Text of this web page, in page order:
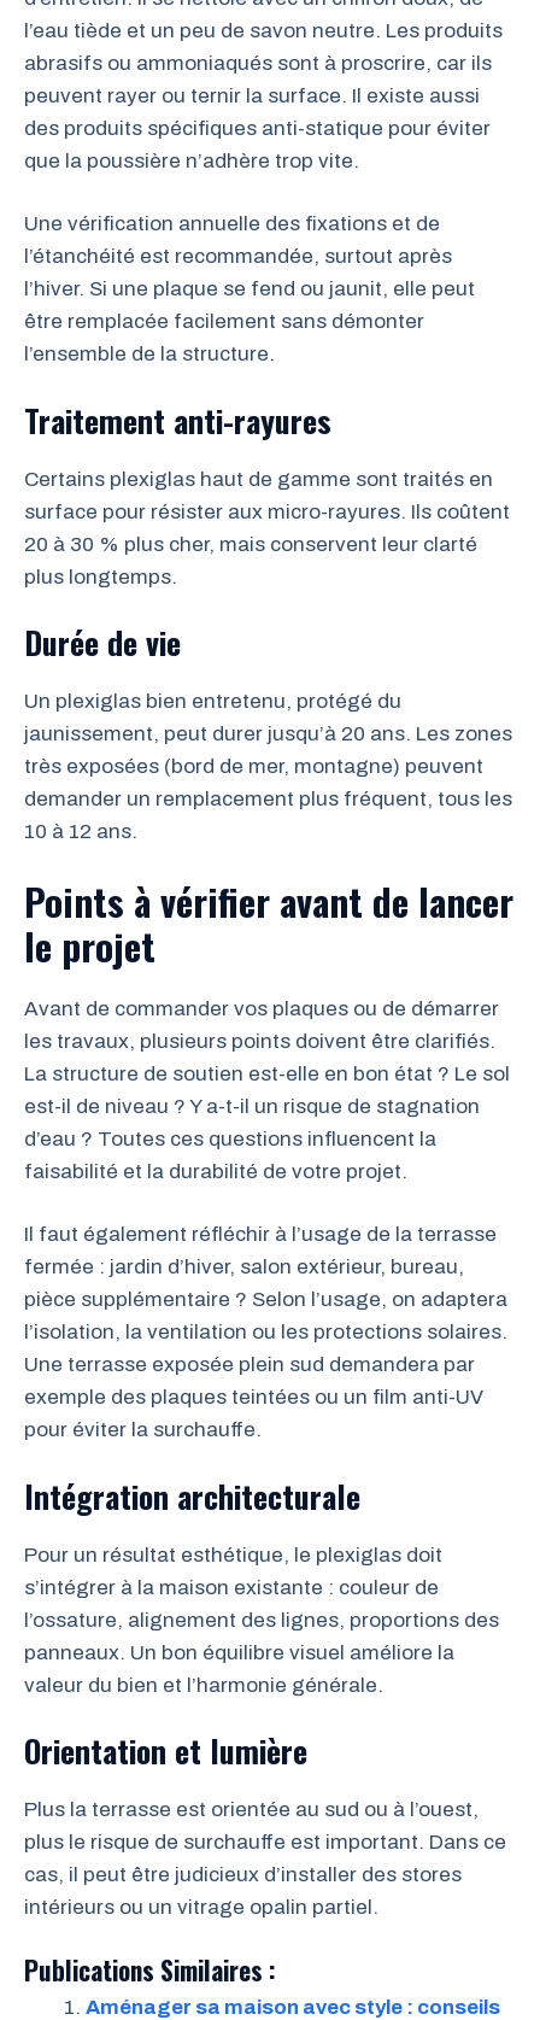
l’eau tiède et un peu de savon neutre. Les produits
abrasifs ou ammoniaqués sont à proscrire, car ils
peuvent rayer ou ternir la surface. Il existe aussi
des produits spécifiques anti-statique pour éviter
que la poussière n’adhère trop vite.
Une vérification annuelle des fixations et de
l’étanchéité est recommandée, surtout après
l’hiver. Si une plaque se fend ou jaunit, elle peut
être remplacée facilement sans démonter
l’ensemble de la structure.
Traitement anti-rayures
Certains plexiglas haut de gamme sont traités en
surface pour résister aux micro-rayures. Ils coûtent
20 à 30 % plus cher, mais conservent leur clarté
plus longtemps.
Durée de vie
Un plexiglas bien entretenu, protégé du
jaunissement, peut durer jusqu’à 20 ans. Les zones
très exposées (bord de mer, montagne) peuvent
demander un remplacement plus fréquent, tous les
10 à 12 ans.
Points à vérifier avant de lancer
le projet
Avant de commander vos plaques ou de démarrer
les travaux, plusieurs points doivent être clarifiés.
La structure de soutien est-elle en bon état ? Le sol
est-il de niveau ? Y a-t-il un risque de stagnation
d’eau ? Toutes ces questions influencent la
faisabilité et la durabilité de votre projet.
Il faut également réfléchir à l’usage de la terrasse
fermée : jardin d’hiver, salon extérieur, bureau,
pièce supplémentaire ? Selon l’usage, on adaptera
l’isolation, la ventilation ou les protections solaires.
Une terrasse exposée plein sud demandera par
exemple des plaques teintées ou un film anti-UV
pour éviter la surchauffe.
Intégration architecturale
Pour un résultat esthétique, le plexiglas doit
s’intégrer à la maison existante : couleur de
l’ossature, alignement des lignes, proportions des
panneaux. Un bon équilibre visuel améliore la
valeur du bien et l’harmonie générale.
Orientation et lumière
Plus la terrasse est orientée au sud ou à l’ouest,
plus le risque de surchauffe est important. Dans ce
cas, il peut être judicieux d’installer des stores
intérieurs ou un vitrage opalin partiel.
Publications Similaires :
Aménager sa maison avec style : conseils